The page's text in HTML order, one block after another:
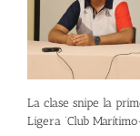
La clase snipe la
Ligera ‘Club